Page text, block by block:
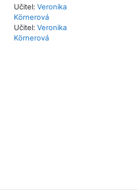
Učitel: Veronika
Körnerová
Učitel: Veronika
Körnerová